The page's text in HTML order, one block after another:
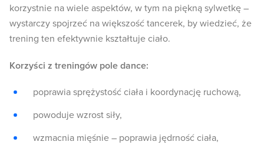
korzystnie na wiele aspektów, w tym na piękną sylwetkę –
wystarczy spojrzeć na większość tancerek, by wiedzieć, że
trening ten efektywnie kształtuje ciało.
Korzyści z treningów pole dance:
poprawia sprężystość ciała i koordynację ruchową,
powoduje wzrost siły,
wzmacnia mięśnie – poprawia jędrność ciała,